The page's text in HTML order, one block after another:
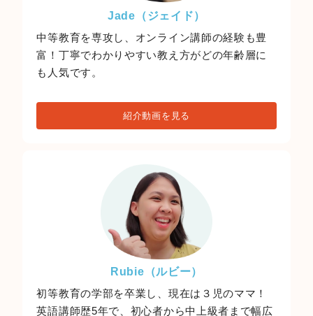
Jade（ジェイド）
中等教育を専攻し、オンライン講師の経験も豊
富！丁寧でわかりやすい教え方がどの年齢層に
も人気です。
紹介動画を見る
Rubie（ルビー）
初等教育の学部を卒業し、現在は３児のママ！
英語講師歴5年で、初心者から中上級者まで幅広